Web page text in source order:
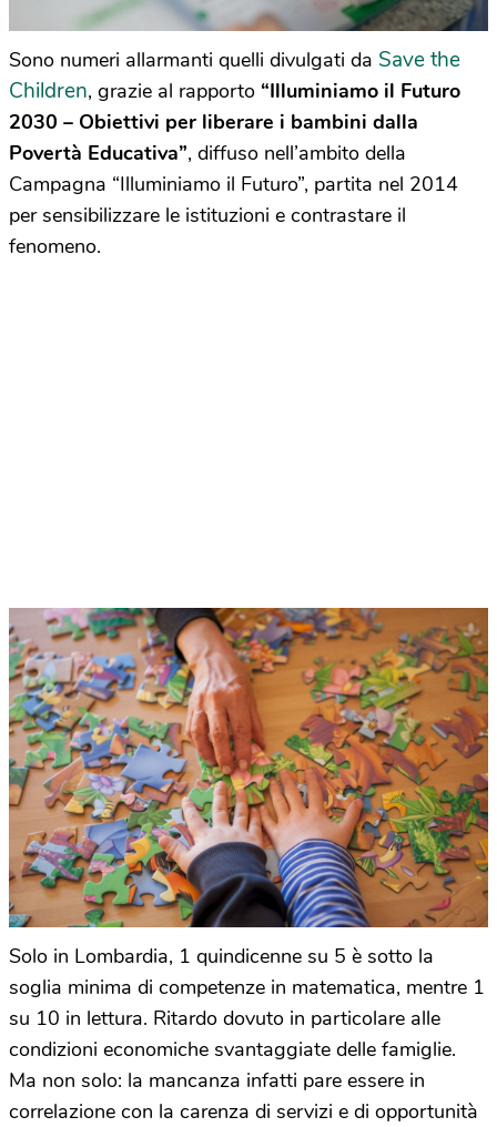
Sono numeri allarmanti quelli divulgati da Save the
Children, grazie al rapporto “Illuminiamo il Futuro
2030 – Obiettivi per liberare i bambini dalla
Povertà Educativa”, diffuso nell’ambito della
Campagna “Illuminiamo il Futuro”, partita nel 2014
per sensibilizzare le istituzioni e contrastare il
fenomeno.
Solo in Lombardia, 1 quindicenne su 5 è sotto la
soglia minima di competenze in matematica, mentre 1
su 10 in lettura. Ritardo dovuto in particolare alle
condizioni economiche svantaggiate delle famiglie.
Ma non solo: la mancanza infatti pare essere in
correlazione con la carenza di servizi e di opportunità